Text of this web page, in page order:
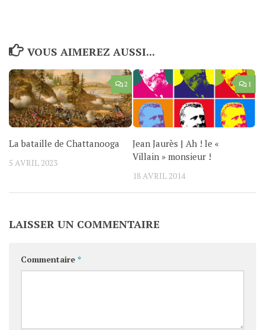
VOUS AIMEREZ AUSSI...
2
La bataille de Chattanooga
5 AVRIL 2023
1
Jean Jaurès | Ah ! le «
Villain » monsieur !
18 AVRIL 2014
LAISSER UN COMMENTAIRE
Commentaire *